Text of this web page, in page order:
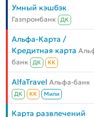
Умный кэшбэк
Газпромбанк ДК
Альфа-Карта /
Кредитная карта
банк
ДК КК
AlfaTravel Альфа-банк
ДК КК Мили
Карта развлечений